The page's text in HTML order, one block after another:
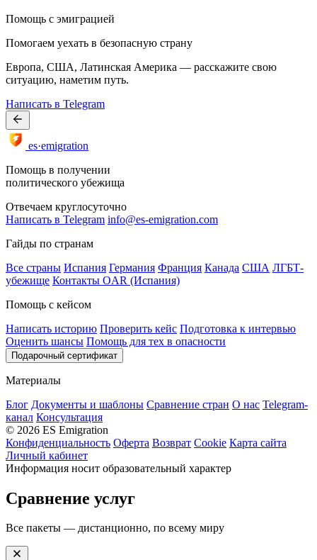
Помощь с эмиграцией
Помогаем уехать в безопасную страну
Европа, США, Латинская Америка — расскажите свою
ситуацию, наметим путь.
Написать в Telegram
es·emigration
Помощь в получении
политического убежища
Отвечаем круглосуточно
Написать в Telegram info@es-emigration.com
Гайды по странам
Все страны Испания Германия Франция Канада США ЛГБТ-
убежище Контакты OAR (Испания)
Помощь с кейсом
Написать историю Проверить кейс Подготовка к интервью
Оценить шансы Помощь для тех в опасности
Подарочный сертификат
Материалы
Блог Документы и шаблоны Сравнение стран О нас Telegram-
канал Консультация
© 2026 ES Emigration
Конфиденциальность Оферта Возврат Cookie Карта сайта
Личный кабинет
Информация носит образовательный характер
Сравнение услуг
Все пакеты — дистанционно, по всему миру